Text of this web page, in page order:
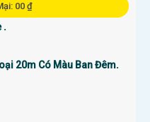
00 ₫
.
20m Có Màu Ban Đêm.